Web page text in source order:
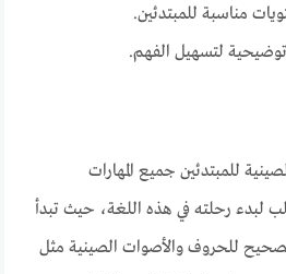
مناسبة للمبتدئين.
لتسهيل الفهم.
للمبتدئين جميع المهارات
لبدء رحلته في هذه اللغة، حيث تبدأ
للحروف والأصوات الصينية مثل